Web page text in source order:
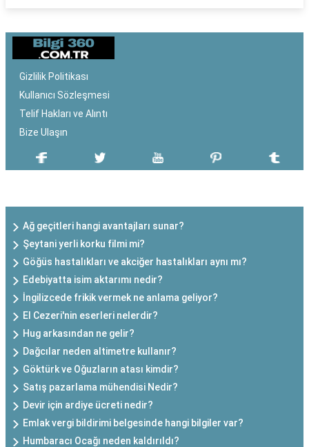
Gizlilik Politikası
Kullanıcı Sözleşmesi
Telif Hakları ve Alıntı
Bize Ulaşın
Ağ geçitleri hangi avantajları sunar?
Şeytani yerli korku filmi mi?
Göğüs hastalıkları ve akciğer hastalıkları aynı mı?
Edebiyatta isim aktarımı nedir?
İngilizcede frikik vermek ne anlama geliyor?
El Cezeri'nin eserleri nelerdir?
Hug arkasından ne gelir?
Dağcılar neden altimetre kullanır?
Göktürk ve Oğuzların atası kimdir?
Satış pazarlama mühendisi Nedir?
Devir için ardiye ücreti nedir?
Emlak vergi bildirimi belgesinde hangi bilgiler var?
Humbaracı Ocağı neden kaldırıldı?